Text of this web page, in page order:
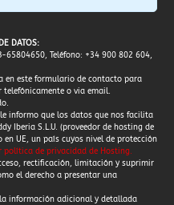
DATOS:
65804650, Teléfono: +34 900 802 604,
en este formulario de contacto para
o via email.
informo que los datos que nos facilita
Iberia S.L.U. (proveedor de hosting de
en UE, un país cuyos nivel de protección
política de privacidad de Hosting.
rectificación, limitación y suprimir
el derecho a presentar una
información adicional y detallada